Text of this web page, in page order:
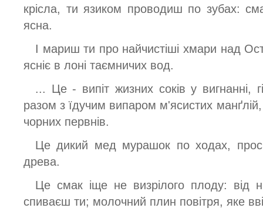
крісла, ти язиком проводиш по зубах:
ясна.
І мариш ти про найчистіші хмари над
ясніє в лоні таємничих вод.
... Це - випіт жизних соків у вигнанні,
разом з їдучим випаром м'ясистих
чорних первнів.
Це дикий мед мурашок по ходах,
древа.
Це смак іще не визрілого плоду: від
спиваєш ти; молочний плин повітря, яке